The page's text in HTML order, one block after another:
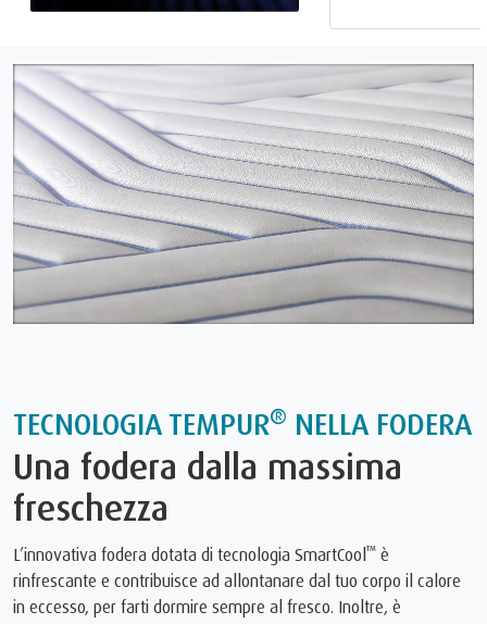
TECNOLOGIA TEMPUR® NELLA FODERA
Una fodera dalla massima
freschezza
L’innovativa fodera dotata di tecnologia SmartCool™ è
rinfrescante e contribuisce ad allontanare dal tuo corpo il calore
in eccesso, per farti dormire sempre al fresco. Inoltre, è